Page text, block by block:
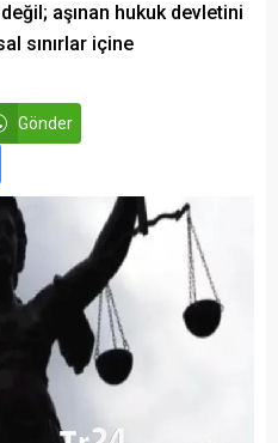
aşınan hukuk devletini
sınırlar içine
Gönder